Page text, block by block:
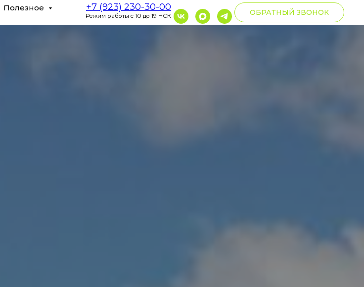
Полезное
+7 (923) 230-30-00
Режим работы с 10 до 19 НСК ОБРАТНЫЙ ЗВОНОК